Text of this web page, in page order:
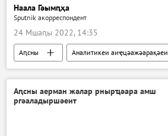
Наала Гәымԥҳа
Sputnik акорреспондент
24 Мшаԥы 2022, 14:35
Аԥсны Аналитикеи аиҿцәажәарақәеи
Аԥсны аерман жәлар рнырҵәара амш
ргәаладыршәеит